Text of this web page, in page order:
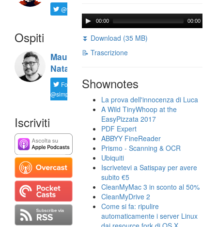
@ftrava
Ospiti
Maurizio
Natali
Follow
@simplemal
Iscriviti
00:00 00:00
⏬ Download (35 MB)
📝 Trascrizione
Shownotes
La prova dell'innocenza di Luca
A Wild TinyWhoop at the
EasyPizzata 2017
PDF Expert
ABBYY FineReader
Prismo - Scanning & OCR
Ubiquiti
Iscrivetevi a Satispay per avere
subito €5
CleanMyMac 3 in sconto al 50%
CleanMyDrive 2
Come si fa: ripulire
automaticamente i server Linux